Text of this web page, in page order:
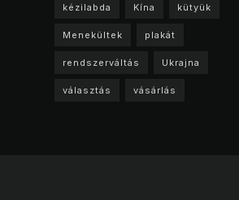
kézilabda Kína kütyük
Menekültek plakát
rendszerváltás Ukrajna
választás vásárlás